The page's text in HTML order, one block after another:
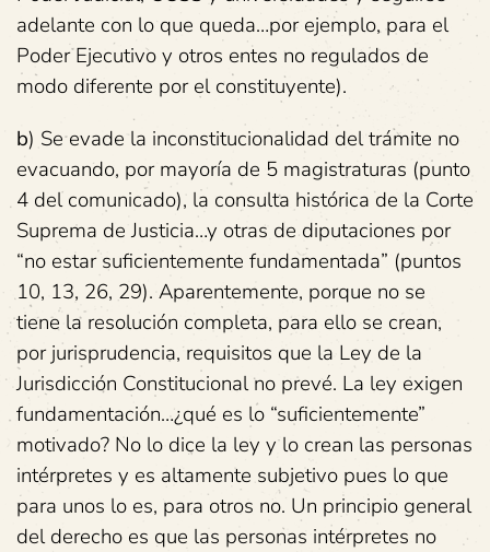
adelante con lo que queda…por ejemplo, para el
Poder Ejecutivo y otros entes no regulados de
modo diferente por el constituyente).
b) Se evade la inconstitucionalidad del trámite no
evacuando, por mayoría de 5 magistraturas (punto
4 del comunicado), la consulta histórica de la Corte
Suprema de Justicia…y otras de diputaciones por
“no estar suficientemente fundamentada” (puntos
10, 13, 26, 29). Aparentemente, porque no se
tiene la resolución completa, para ello se crean,
por jurisprudencia, requisitos que la Ley de la
Jurisdicción Constitucional no prevé. La ley exigen
fundamentación…¿qué es lo “suficientemente”
motivado? No lo dice la ley y lo crean las personas
intérpretes y es altamente subjetivo pues lo que
para unos lo es, para otros no. Un principio general
del derecho es que las personas intérpretes no